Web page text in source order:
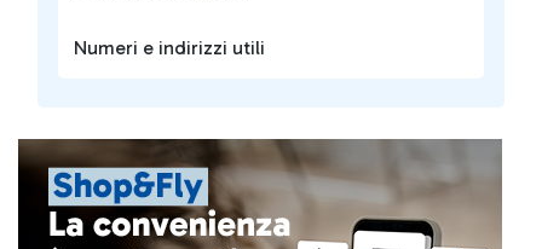
Numeri e indirizzi utili